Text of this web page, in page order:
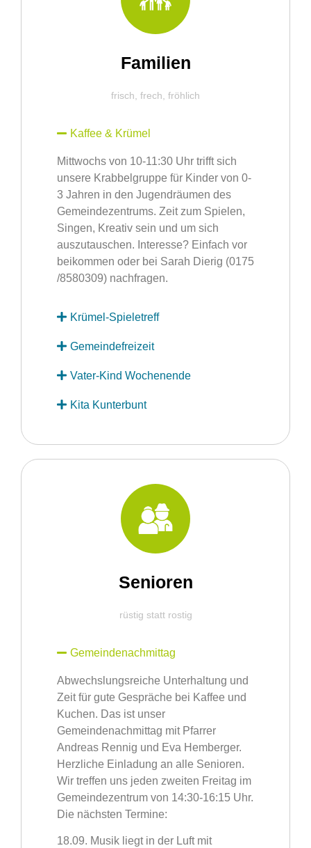
Familien
frisch, frech, fröhlich
Kaffee & Krümel
Mittwochs von 10-11:30 Uhr trifft sich
unsere Krabbelgruppe für Kinder von 0-
3 Jahren in den Jugendräumen des
Gemeindezentrums. Zeit zum Spielen,
Singen, Kreativ sein und um sich
auszutauschen. Interesse? Einfach vor
beikommen oder bei Sarah Dierig (‭0175
/8580309‬) nachfragen.
Krümel-Spieletreff
Gemeindefreizeit
Vater-Kind Wochenende
Kita Kunterbunt
Senioren
rüstig statt rostig
Gemeindenachmittag
Abwechslungsreiche Unterhaltung und
Zeit für gute Gespräche bei Kaffee und
Kuchen. Das ist unser
Gemeindenachmittag mit Pfarrer
Andreas Rennig und Eva Hemberger.
Herzliche Einladung an alle Senioren.
Wir treffen uns jeden zweiten Freitag im
Gemeindezentrum von 14:30-16:15 Uhr.
Die nächsten Termine:
18.09. Musik liegt in der Luft mit